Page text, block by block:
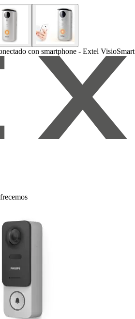
con smartphone - Extel VisioSmart